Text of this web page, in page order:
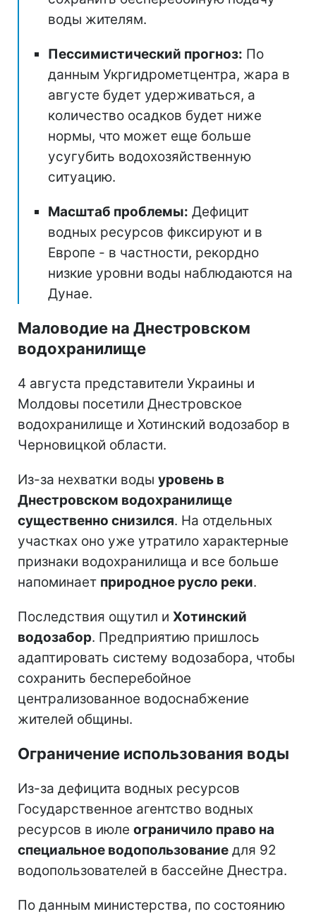
воды жителям.
Пессимистический прогноз: По
данным Укргидрометцентра, жара в
августе будет удерживаться, а
количество осадков будет ниже
нормы, что может еще больше
усугубить водохозяйственную
ситуацию.
Масштаб проблемы: Дефицит
водных ресурсов фиксируют и в
Европе - в частности, рекордно
низкие уровни воды наблюдаются на
Дунае.
Маловодие на Днестровском
водохранилище
4 августа представители Украины и
Молдовы посетили Днестровское
водохранилище и Хотинский водозабор в
Черновицкой области.
Из-за нехватки воды уровень в
Днестровском водохранилище
существенно снизился. На отдельных
участках оно уже утратило характерные
признаки водохранилища и все больше
напоминает природное русло реки.
Последствия ощутил и Хотинский
водозабор. Предприятию пришлось
адаптировать систему водозабора, чтобы
сохранить бесперебойное
централизованное водоснабжение
жителей общины.
Ограничение использования воды
Из-за дефицита водных ресурсов
Государственное агентство водных
ресурсов в июле ограничило право на
специальное водопользование для 92
водопользователей в бассейне Днестра.
По данным министерства, по состоянию